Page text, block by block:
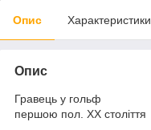
Опис Характеристики
Опис
Гравець у гольф
першою пол. ХХ століття